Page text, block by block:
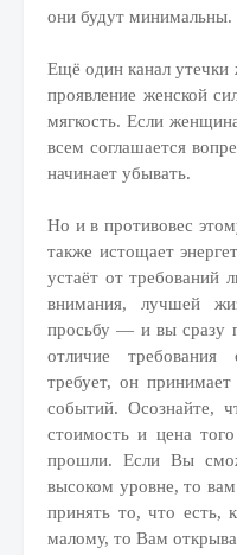
они будут минимальны.
Ещё один канал утечки
проявление женской
мягкость. Если
всем соглашается
начинает убывать.
Но и в противовес
также истощает
устаёт от требований
внимания, лучшей
просьбу — и вы сразу
отличие
требует, он
событий. Осознайте,
стоимость и цена
прошли. Если Вы
высоком уровне, то
принять то, что есть,
малому, то Вам